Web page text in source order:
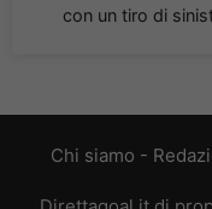
con un tiro di
Chi siamo -